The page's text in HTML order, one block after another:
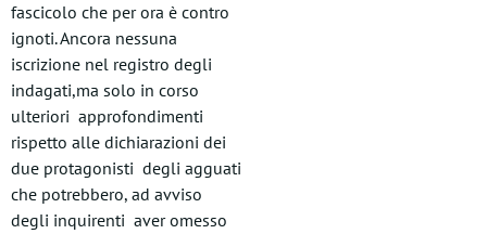
fascicolo che per ora è contro
ignoti. Ancora nessuna
iscrizione nel registro degli
indagati,ma solo in corso
ulteriori approfondimenti
rispetto alle dichiarazioni dei
due protagonisti degli agguati
che potrebbero, ad avviso
degli inquirenti aver omesso